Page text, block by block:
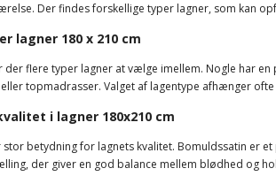
Der findes forskellige typer lagner, som kan
lagner 180 x 210 cm
der flere typer lagner at vælge imellem. Nogle har
topmadrasser. Valget af lagentype afhænger
i lagner 180x210 cm
stor betydning for lagnets kvalitet. Bomuldssatin er
der giver en god balance mellem blødhed og